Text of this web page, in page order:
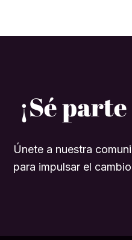
¡Sé
Únete a nuestra
para impulsar el